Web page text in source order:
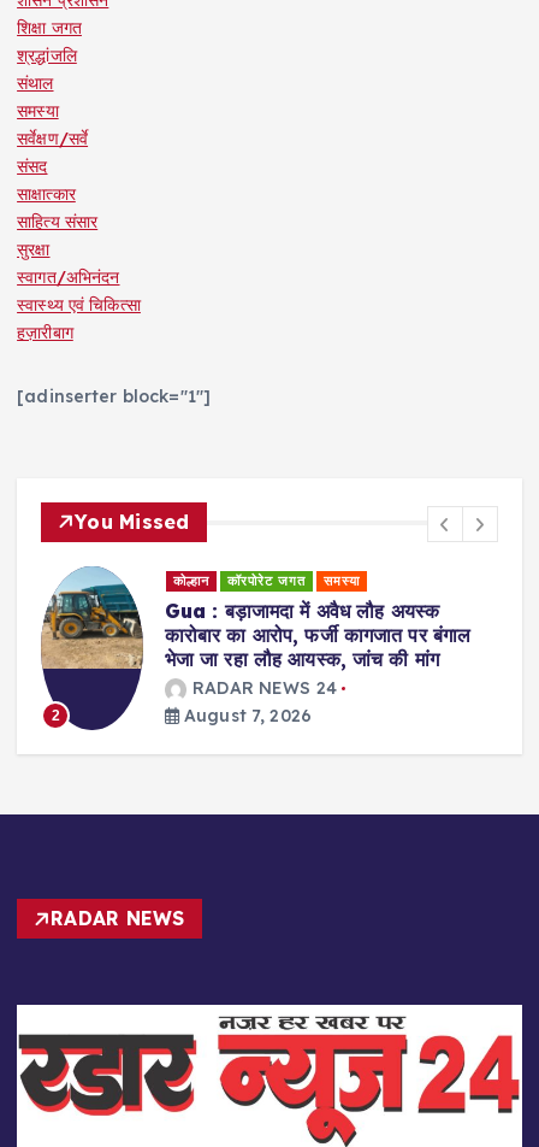
शिक्षा जगत
श्रद्धांजलि
संथाल
समस्या
सर्वेक्षण/सर्वे
संसद
साक्षात्कार
साहित्य संसार
सुरक्षा
स्वागत/अभिनंदन
स्वास्थ्य एवं चिकित्सा
हज़ारीबाग
[adinserter block="1"]
You Missed
कोल्हान राजनीति
Jamshedpur : युवा शक्ति ही झारखंड के
भविष्य की दिशा तय करेगी : सुदेश कुमार महतो
RADAR NEWS 24
August 7, 2026
RADAR NEWS